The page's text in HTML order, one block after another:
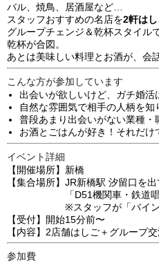
バル、焼鳥、居酒屋など…
スタッフおすすめの名店を2軒は
グループチェンジ＆乾杯スタイル
乾杯が合図。
あとは美味しい料理とお酒が、会
こんな方が参加しています
出会いが欲しいけど、ガチ婚活
自然な雰囲気で相手の人柄を知
普段あまり出会いがない業種・
お酒とごはんが好き！それだけ
イベント詳細
【開催場所】新橋
【集合場所】JR新橋駅 汐留口を
「D51機関車・鉄道唱歌
※スタッフが「バインダ
【受付】開始15分前〜
【内容】2店舗はしご＋グループ
参加費